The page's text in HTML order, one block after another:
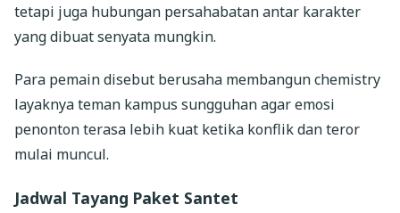
tetapi juga hubungan persahabatan antar karakter
yang dibuat senyata mungkin.
Para pemain disebut berusaha membangun chemistry
layaknya teman kampus sungguhan agar emosi
penonton terasa lebih kuat ketika konflik dan teror
mulai muncul.
Jadwal Tayang Paket Santet